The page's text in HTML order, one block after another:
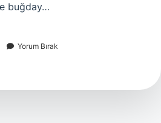
buğday…
Yorum Bırak